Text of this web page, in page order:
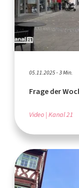
05.11.2025 - 3 Min.
Frage der
Video Kanal 21